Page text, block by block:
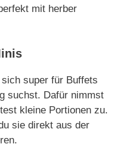
mit herber
super für Buffets
suchst. Dafür nimmst
kleine Portionen zu.
sie direkt aus der